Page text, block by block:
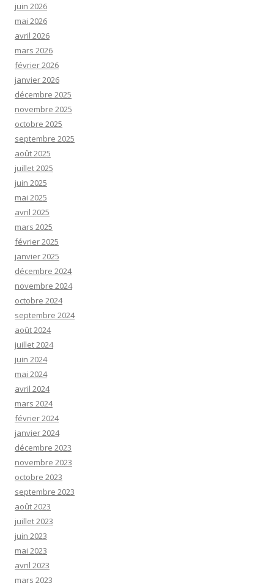
juin 2026
mai 2026
avril 2026
mars 2026
février 2026
janvier 2026
décembre 2025
novembre 2025
octobre 2025
septembre 2025
août 2025
juillet 2025
juin 2025
mai 2025
avril 2025
mars 2025
février 2025
janvier 2025
décembre 2024
novembre 2024
octobre 2024
septembre 2024
août 2024
juillet 2024
juin 2024
mai 2024
avril 2024
mars 2024
février 2024
janvier 2024
décembre 2023
novembre 2023
octobre 2023
septembre 2023
août 2023
juillet 2023
juin 2023
mai 2023
avril 2023
mars 2023